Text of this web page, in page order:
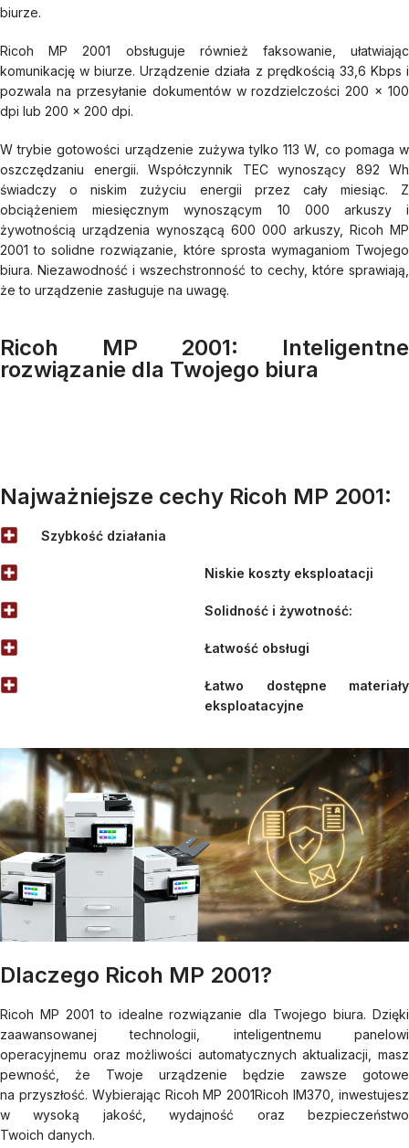
biurze.
Ricoh MP 2001 obsługuje również faksowanie, ułatwiając
komunikację w biurze. Urządzenie działa z prędkością 33,6 Kbps i
pozwala na przesyłanie dokumentów w rozdzielczości 200 x 100
dpi lub 200 x 200 dpi.
W trybie gotowości urządzenie zużywa tylko 113 W, co pomaga w
oszczędzaniu energii. Współczynnik TEC wynoszący 892 Wh
świadczy o niskim zużyciu energii przez cały miesiąc. Z
obciążeniem miesięcznym wynoszącym 10 000 arkuszy i
żywotnością urządzenia wynoszącą 600 000 arkuszy, Ricoh MP
2001 to solidne rozwiązanie, które sprosta wymaganiom Twojego
biura. Niezawodność i wszechstronność to cechy, które sprawiają,
że to urządzenie zasługuje na uwagę.
Ricoh MP 2001: Inteligentne
rozwiązanie dla Twojego biura
Najważniejsze cechy Ricoh MP 2001:
Szybkość działania
Niskie koszty eksploatacji
Solidność i żywotność:
Łatwość obsługi
Łatwo dostępne materiały
eksploatacyjne
Dlaczego Ricoh MP 2001?
Ricoh MP 2001 to idealne rozwiązanie dla Twojego biura. Dzięki
zaawansowanej technologii, inteligentnemu panelowi
operacyjnemu oraz możliwości automatycznych aktualizacji, masz
pewność, że Twoje urządzenie będzie zawsze gotowe
na przyszłość. Wybierając Ricoh MP 2001Ricoh IM370, inwestujesz
w wysoką jakość, wydajność oraz bezpieczeństwo
Twoich danych.